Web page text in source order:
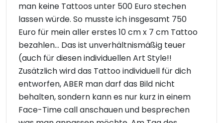
man keine Tattoos unter 500 Euro stechen
lassen würde. So musste ich insgesamt 750
Euro für mein aller erstes 10 cm x 7 cm Tattoo
bezahlen... Das ist unverhältnismäßig teuer
(auch für diesen individuellen Art Style!!
Zusätzlich wird das Tattoo individuell für dich
entworfen, ABER man darf das Bild nicht
behalten, sondern kann es nur kurz in einem
Face-Time call anschauen und besprechen